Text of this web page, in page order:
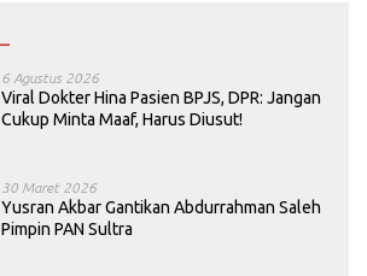
6 Agustus 2026
Viral Dokter Hina Pasien BPJS, DPR: Jangan
Cukup Minta Maaf, Harus Diusut!
30 Maret 2026
Yusran Akbar Gantikan Abdurrahman Saleh
Pimpin PAN Sultra